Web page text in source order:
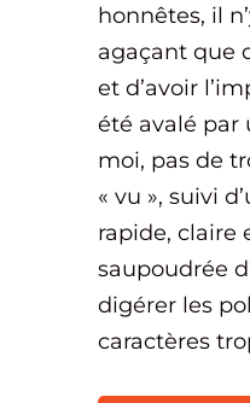
honnêtes, il
agaçant que
et d’avoir
été avalé par
moi, pas de
« vu », suivi
rapide, claire
saupoudrée
digérer les
caractères